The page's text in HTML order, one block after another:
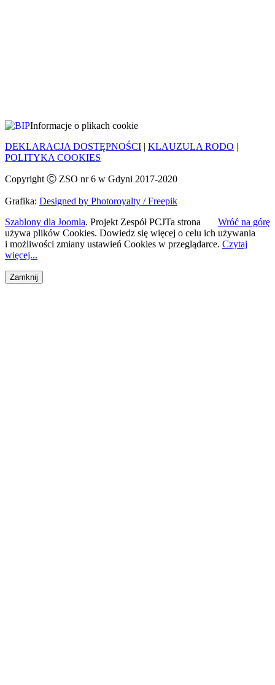
DEKLARACJA DOSTĘPNOŚCI | KLAUZULA RODO |
POLITYKA COOKIES
Copyright Ⓒ ZSO nr 6 w Gdyni 2017-2020
Grafika: Designed by Photoroyalty / Freepik
Szablony dla Joomla. Projekt Zespół PCJ Wróć na górę
Informacje o plikach cookie
Ta strona
używa plików Cookies. Dowiedz się więcej o celu ich używania
i możliwości zmiany ustawień Cookies w przeglądarce. Czytaj
więcej...